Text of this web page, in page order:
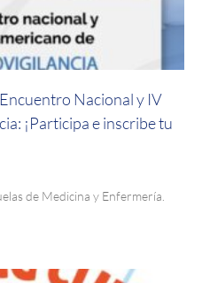
Nacional y IV
¡Participa e inscribe tu
de Medicina y Enfermería.